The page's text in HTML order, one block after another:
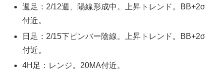
週足：2/12週、陽線形成中。上昇トレンド。BB+2σ
付近。
日足：2/15下ピンバー陰線。上昇トレンド。BB+2σ
付近。
4H足：レンジ。20MA付近。